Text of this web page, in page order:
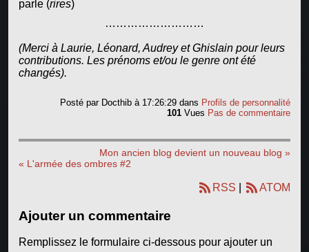
parle (rires)
………………………
(Merci à Laurie, Léonard, Audrey et Ghislain pour leurs
contributions. Les prénoms et/ou le genre ont été
changés).
Posté par Docthib à 17:26:29dans Profils de personnalité
101 Vues Pas de commentaire
Mon ancien blog devient un nouveau blog »
« L'armée des ombres #2
RSS ATOM
Ajouter un commentaire
Remplissez le formulaire ci-dessous pour ajouter un